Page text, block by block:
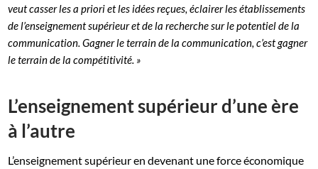
veut casser les a priori et les idées reçues, éclairer les établissements
de l’enseignement supérieur et de la recherche sur le potentiel de la
communication. Gagner le terrain de la communication, c’est gagner
le terrain de la compétitivité. »
L’enseignement supérieur d’une ère
à l’autre
L’enseignement supérieur en devenant une force économique